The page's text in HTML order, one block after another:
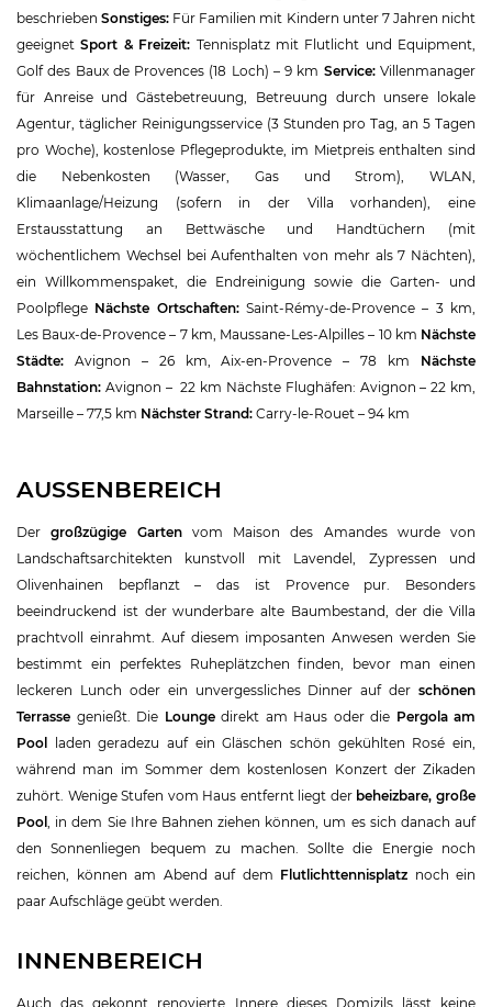
beschrieben Sonstiges: Für Familien mit Kindern unter 7 Jahren nicht
geeignet Sport & Freizeit: Tennisplatz mit Flutlicht und Equipment,
Golf des Baux de Provences (18 Loch) – 9 km Service:Villenmanager
für Anreise und Gästebetreuung, Betreuung durch unsere lokale
Agentur, täglicher Reinigungsservice (3 Stunden pro Tag, an 5 Tagen
pro Woche), kostenlose Pflegeprodukte, im Mietpreis enthalten sind
die Nebenkosten (Wasser, Gas und Strom), WLAN,
Klimaanlage/Heizung (sofern in der Villa vorhanden), eine
Erstausstattung an Bettwäsche und Handtüchern (mit
wöchentlichem Wechsel bei Aufenthalten von mehr als 7 Nächten),
ein Willkommenspaket, die Endreinigung sowie die Garten- und
Poolpflege Nächste Ortschaften:Saint-Rémy-de-Provence – 3 km,
Les Baux-de-Provence – 7 km, Maussane-Les-Alpilles – 10 km Nächste
Städte: Avignon – 26 km, Aix-en-Provence – 78 km Nächste
Bahnstation: Avignon – 22 km Nächste Flughäfen: Avignon – 22 km,
Marseille – 77,5 km Nächster Strand: Carry-le-Rouet – 94 km
AUSSENBEREICH
Dergroßzügige Gartenvom Maison des Amandes wurde von
Landschaftsarchitekten kunstvoll mit Lavendel, Zypressen und
Olivenhainen bepflanzt – das ist Provence pur. Besonders
beeindruckend ist der wunderbare alte Baumbestand, der die Villa
prachtvoll einrahmt. Auf diesem imposanten Anwesen werden Sie
bestimmt ein perfektes Ruheplätzchen finden, bevor man einen
leckeren Lunch oder ein unvergessliches Dinner auf der schönen
Terrasse genießt. Die Loungedirekt am Haus oder die Pergola am
Pool laden geradezu auf ein Gläschen schön gekühlten Rosé ein,
während man im Sommer dem kostenlosen Konzert der Zikaden
zuhört. Wenige Stufen vom Haus entfernt liegt der beheizbare, große
Pool , in dem Sie Ihre Bahnen ziehen können, um es sich danach auf
den Sonnenliegen bequem zu machen. Sollte die Energie noch
reichen, können am Abend auf dem Flutlichttennisplatz noch ein
paar Aufschläge geübt werden.
INNENBEREICH
Auch das gekonnt renovierte Innere dieses Domizils lässt keine